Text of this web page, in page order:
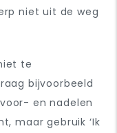
niet uit de weg
te
bijvoorbeeld
en nadelen
maar gebruik ‘Ik